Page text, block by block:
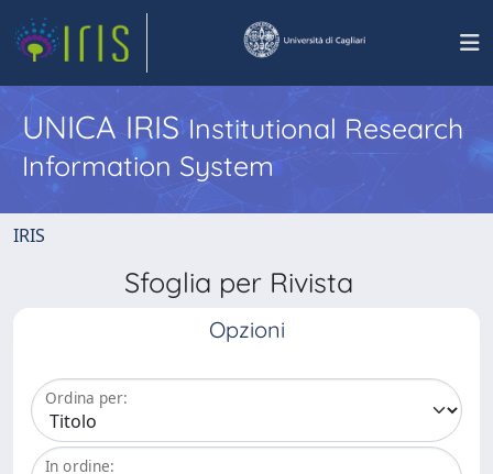
UNICA IRISInstitutional Research
Information System
IRIS
Sfoglia per Rivista
Opzioni
Ordina per:
In ordine: